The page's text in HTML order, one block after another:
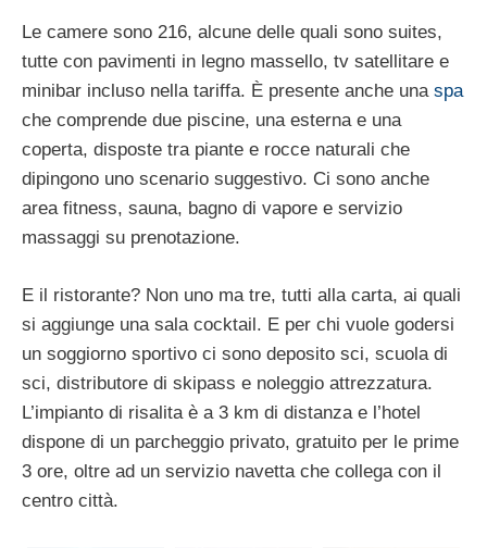
Le camere sono 216, alcune delle quali sono suites,
tutte con pavimenti in legno massello, tv satellitare e
minibar incluso nella tariffa. È presente anche una spa
che comprende due piscine, una esterna e una
coperta, disposte tra piante e rocce naturali che
dipingono uno scenario suggestivo. Ci sono anche
area fitness, sauna, bagno di vapore e servizio
massaggi su prenotazione.
E il ristorante? Non uno ma tre, tutti alla carta, ai quali
si aggiunge una sala cocktail. E per chi vuole godersi
un soggiorno sportivo ci sono deposito sci, scuola di
sci, distributore di skipass e noleggio attrezzatura.
L’impianto di risalita è a 3 km di distanza e l’hotel
dispone di un parcheggio privato, gratuito per le prime
3 ore, oltre ad un servizio navetta che collega con il
centro città.